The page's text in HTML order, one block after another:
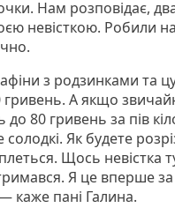
Нам розповідає,
невісткою. Робили
з родзинками та
А якщо
до 80 гривень за пів
солодкі. Як будете
Щось невістка
Я це вперше
каже пані Галина.